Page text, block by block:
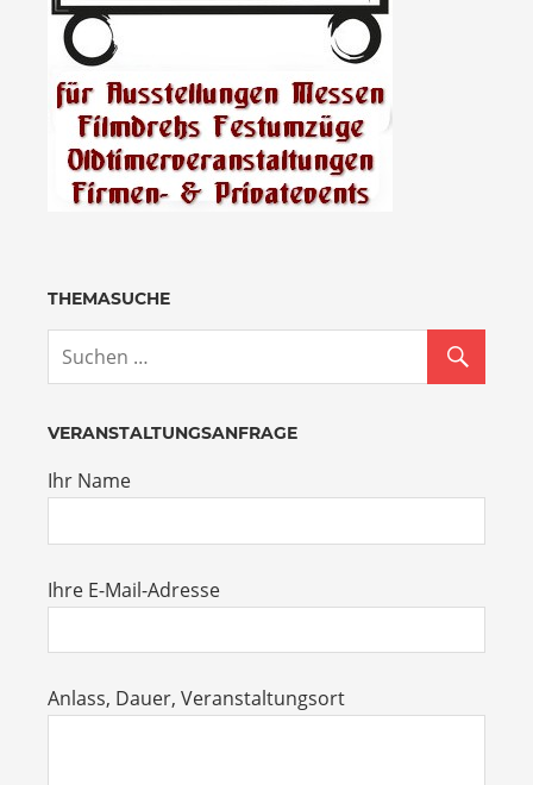
THEMASUCHE
VERANSTALTUNGSANFRAGE
Ihr Name
Ihre E-Mail-Adresse
Anlass, Dauer, Veranstaltungsort